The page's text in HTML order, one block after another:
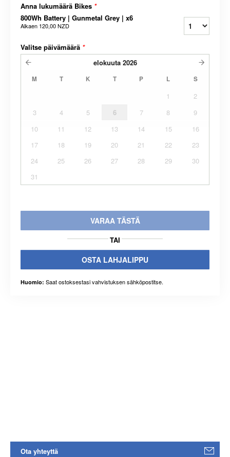
Anna lukumäärä Bikes *
800Wh Battery | Gunmetal Grey | x6
Alkaen 120,00 NZD
Valitse päivämäärä *
elokuuta 2026
M T K T P L S
1
2
3
4 5 6 7 8
9
10
11 12 13 14 15
16
17
18 19 20 21 22
23
24
25 26 27 28 29
30
31
VARAA TÄSTÄ
TAI
OSTA LAHJALIPPU
Huomio: Saat ostoksestasi vahvistuksen sähköpostitse.
Ota yhteyttä